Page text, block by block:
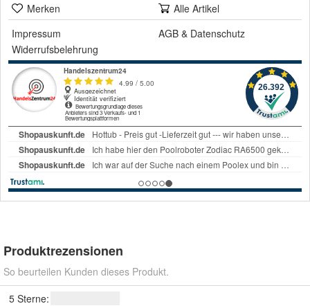
Merken
Alle Artikel
Impressum
AGB & Datenschutz
Widerrufsbelehrung
Produktrezensionen
So beurteilen Kunden dieses Produkt.
5 Sterne: